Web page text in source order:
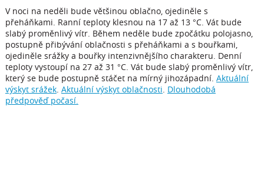
V noci na neděli bude většinou oblačno, ojediněle s
přeháňkami. Ranní teploty klesnou na 17 až 13 °C. Vát bude
slabý proměnlivý vítr. Během neděle bude zpočátku polojasno,
postupně přibývání oblačnosti s přeháňkami a s bouřkami,
ojediněle srážky a bouřky intenzivnějšího charakteru. Denní
teploty vystoupí na 27 až 31 °C. Vát bude slabý proměnlivý vítr,
který se bude postupně stáčet na mírný jihozápadní. Aktuální
výskyt srážek. Aktuální výskyt oblačnosti. Dlouhodobá
předpověď počasí.